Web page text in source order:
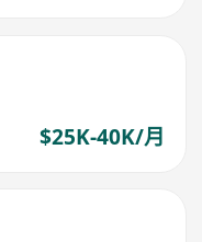
$25K-40K/月